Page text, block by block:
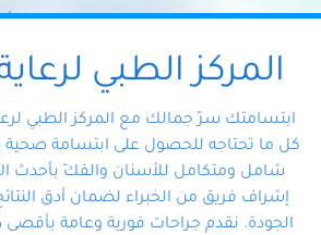
احتياجات
وتضمن لك
المتخصص
في أيد
احترافية
المركز الطبي
ابتسامتك سرّ جمالك مع المركز الطبي
كل ما تحتاجه للحصول على ابتسامة صحية
شامل ومتكامل للأسنان والفكّ بأحدث
إشراف فريق من الخبراء لضمان أدق
الجودة. نقدم جراحات فورية وعامة بأقصى